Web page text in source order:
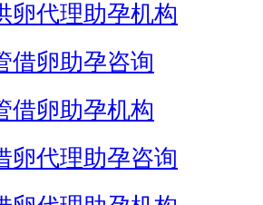
卵代理助孕机构
借卵助孕咨询
借卵助孕机构
卵代理助孕咨询